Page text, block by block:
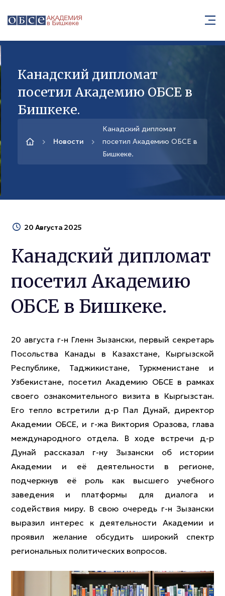
Канадский дипломат
посетил Академию ОБСЕ в
Бишкеке.
Новости
Канадский дипломат
посетил Академию ОБСЕ в
Бишкеке.
20 Августа 2025
Канадский дипломат
посетил Академию
ОБСЕ в Бишкеке.
20 августа г-н Гленн Зызански, первый секретарь
Посольства Канады в Казахстане, Кыргызской
Республике, Таджикистане, Туркменистане и
Узбекистане, посетил Академию ОБСЕ в рамках
своего ознакомительного визита в Кыргызстан.
Его тепло встретили д-р Пал Дунай, директор
Академии ОБСЕ, и г-жа Виктория Оразова, глава
международного отдела. В ходе встречи д-р
Дунай рассказал г-ну Зызански об истории
Академии и её деятельности в регионе,
подчеркнув её роль как высшего учебного
заведения и платформы для диалога и
содействия миру. В свою очередь г-н Зызански
выразил интерес к деятельности Академии и
проявил желание обсудить широкий спектр
региональных политических вопросов.